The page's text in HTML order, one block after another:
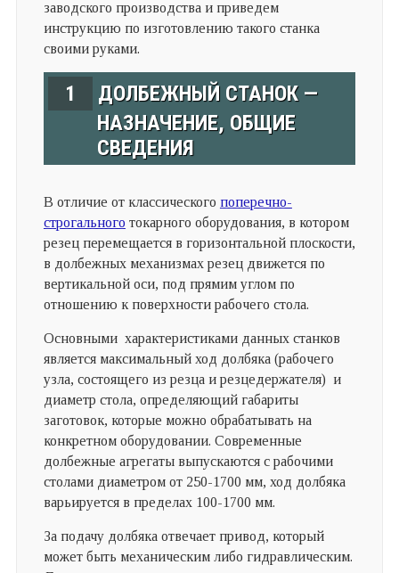
заводского производства и приведем
инструкцию по изготовлению такого станка
своими руками.
1
ДОЛБЕЖНЫЙ СТАНОК —
НАЗНАЧЕНИЕ, ОБЩИЕ
СВЕДЕНИЯ
В отличие от классического поперечно-
строгального токарного оборудования, в котором
резец перемещается в горизонтальной плоскости,
в долбежных механизмах резец движется по
вертикальной оси, под прямим углом по
отношению к поверхности рабочего стола.
Основными характеристиками данных станков
является максимальный ход долбяка (рабочего
узла, состоящего из резца и резцедержателя) и
диаметр стола, определяющий габариты
заготовок, которые можно обрабатывать на
конкретном оборудовании. Современные
долбежные агрегаты выпускаются с рабочими
столами диаметром от 250-1700 мм, ход долбяка
варьируется в пределах 100-1700 мм.
За подачу долбяка отвечает привод, который
может быть механическим либо гидравлическим.